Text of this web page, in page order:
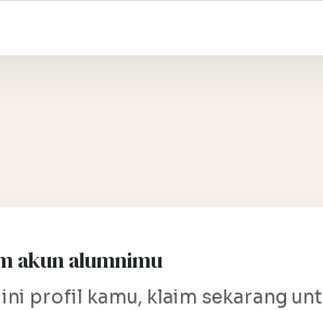
akun alumnimu
profil kamu, klaim sekarang